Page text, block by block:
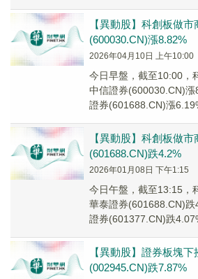
【異動股】科創板做
(600030.CN)漲8.82%
2026年04月10日 上午10:00
今日早盤，截至10:00，
中信證券(600030.CN)
證券(601688.CN)漲
【異動股】科創板做
(601688.CN)跌4.2%
2026年01月08日 下午1:15
今日午盤，截至13:15，
華泰證券(601688.CN)
證券(601377.CN)跌
【異動股】證券板塊
(002945.CN)跌7.87%